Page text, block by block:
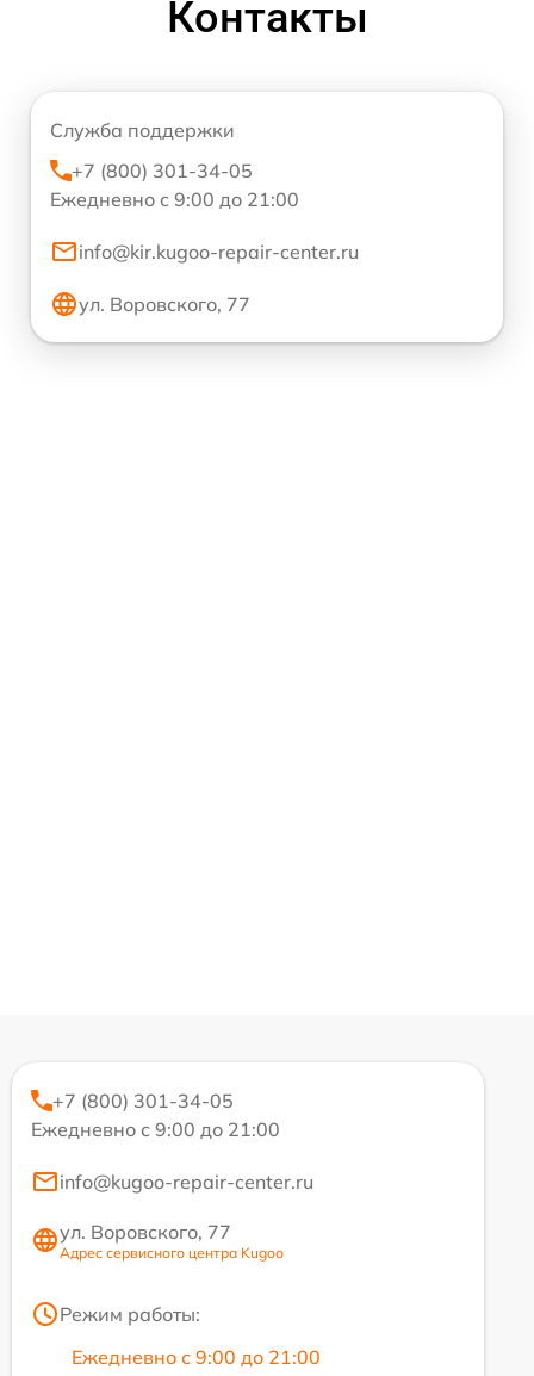
Контакты
Служба поддержки
+7 (800) 301-34-05
Ежедневно с 9:00 до 21:00
info@kir.kugoo-repair-center.ru
ул. Воровского, 77
+7 (800) 301-34-05
Ежедневно с 9:00 до 21:00
info@kugoo-repair-center.ru
ул. Воровского, 77
Адрес сервисного центра Kugoo
Режим работы:
Ежедневно с 9:00 до 21:00